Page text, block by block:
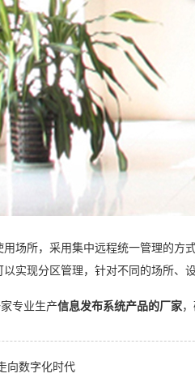
所，采用集中远程统一管理的方
实现分区管理，针对不同的场所、
专业生产信息发布系统产品的厂家
向数字化时代